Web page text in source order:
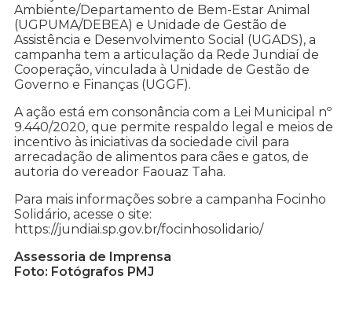
Ambiente/Departamento de Bem-Estar Animal
(UGPUMA/DEBEA) e Unidade de Gestão de
Assistência e Desenvolvimento Social (UGADS), a
campanha tem a articulação da Rede Jundiaí de
Cooperação, vinculada à Unidade de Gestão de
Governo e Finanças (UGGF).
A ação está em consonância com a Lei Municipal nº
9.440/2020, que permite respaldo legal e meios de
incentivo às iniciativas da sociedade civil para
arrecadação de alimentos para cães e gatos, de
autoria do vereador Faouaz Taha.
Para mais informações sobre a campanha Focinho
Solidário, acesse o site:
https://jundiai.sp.gov.br/focinhosolidario/
Assessoria de Imprensa
Foto: Fotógrafos PMJ